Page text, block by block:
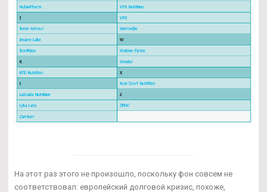
На этот раз этого не произошло, поскольку фон совсем не
соответствовал: европейский долговой кризис, похоже,